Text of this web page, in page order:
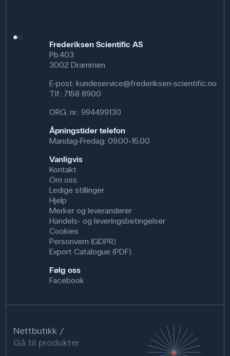
Frederiksen Scientific AS
Pb.403
3002 Drammen
E-post: kundeservice@frederiksen-scientific.no
Tlf.: 7158 8900
ORG. nr.: 994499130
Åpningstider telefon
Mandag-Fredag: 09.00-15.00
Vanligvis
Kontakt
Om oss
Ledige stillinger
Hjelp
Merker og leverandører
Handels- og leveringsbetingelser
Cookies
Personvern (GDPR)
Export Catalogue (PDF)
Følg oss
Facebook
Nettbutikk
Gå til produkter